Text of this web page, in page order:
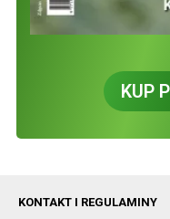
KUP
KONTAKT I REGULAMINY